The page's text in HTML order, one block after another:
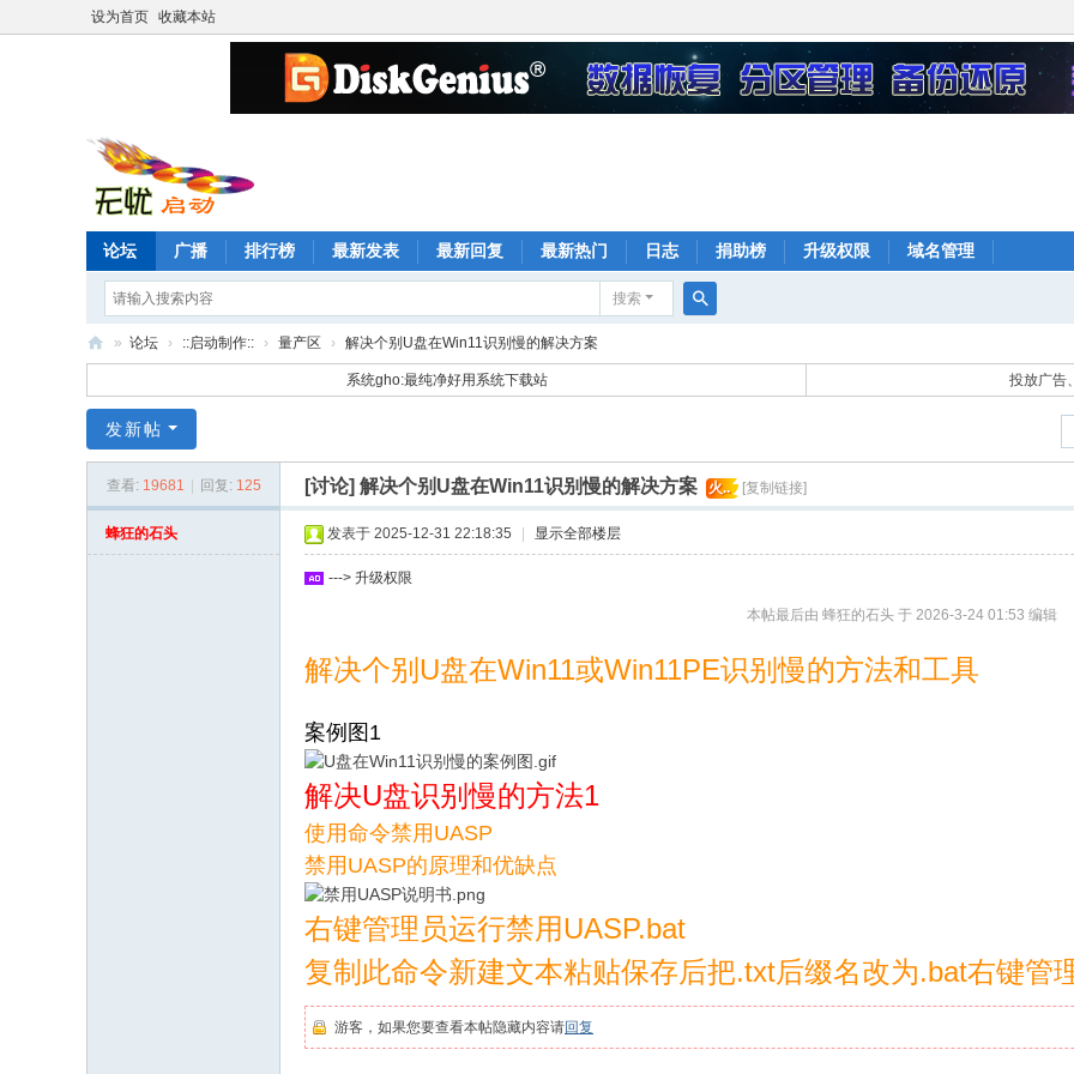
设为首页 收藏本站
论坛 广播 排行榜 最新发表 最新回复 最新热门 日志 捐助榜 升级权限 域名管理
搜索
索
忧
启
论
坛
» 论坛 › ::启动制作:: › 量产区 › 解决个别U盘在Win11识别慢的解决方案
系统gho:最纯净好用系统下载站 投放广告
发新帖
查看: 19681 回复: 125 [讨论] 解决个别U盘在Win11识别慢的解决方案 火.. [复制链接]
蜂狂的石头 发表于 2025-12-31 22:18:35 显示全部楼层
---> 升级权限
本帖最后由 蜂狂的石头 于 2026-3-24 01:53 编辑
解决个别U盘在Win11或Win11PE识别慢的方法和工具
案例图1
解决U盘识别慢的方法1
使用命令禁用UASP
禁用UASP的原理和优缺点
右键管理员运行禁用UASP.bat
复制此命令新建文本粘贴保存后把.txt后缀名改为.bat右键管
游客，如果您要查看本帖隐藏内容请回复